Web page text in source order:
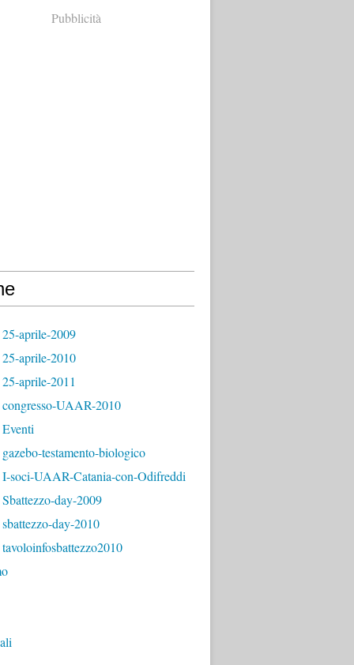
Pubblicità
aprile-2009
aprile-2010
aprile-2011
UAAR-2010
testamento-biologico
soci-UAAR-Catania-con-Odifreddi
day-2009
day-2010